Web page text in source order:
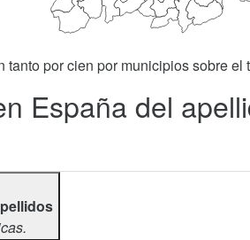
tanto por cien por municipios sobre
España del